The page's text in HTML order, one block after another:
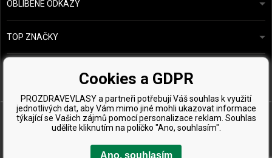
OBLÍBENÉ ODKAZY
TOP ZNAČKY
Kérastase
Paul Mitchell
Wella Professionals
Cookies a GDPR
PROZDRAVEVLASY a partneři potřebují Váš souhlas k využití
jednotlivých dat, aby Vám mimo jiné mohli ukazovat informace
týkající se Vašich zájmů pomocí personalizace reklam. Souhlas
udělíte kliknutím na políčko "Ano, souhlasím".
Ano, souhlasím